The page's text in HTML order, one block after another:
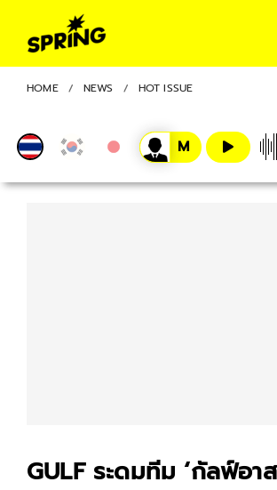
HOME NEWS HOT ISSUE
GULF ระดมทีม ‘กัลฟ์อา